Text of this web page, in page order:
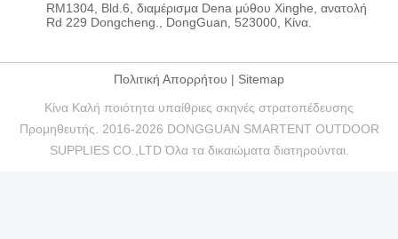
RM1304, Bld.6, διαμέρισμα Dena μύθου Xinghe, ανατολή
Rd 229 Dongcheng., DongGuan, 523000, Κίνα.
Πολιτική Απορρήτου | Sitemap
Κίνα Καλή ποιότητα υπαίθριες σκηνές στρατοπέδευσης
Προμηθευτής. 2016-2026 DONGGUAN SMARTENT OUTDOOR
SUPPLIES CO.,LTD Όλα τα δικαιώματα διατηρούνται.